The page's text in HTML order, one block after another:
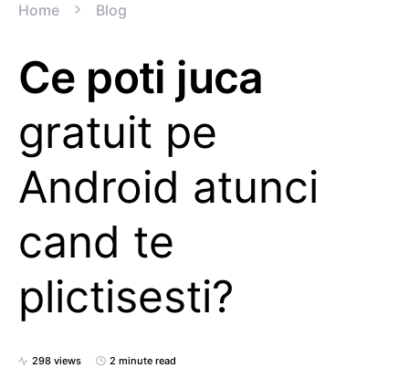
Home Blog
Ce poti juca
gratuit pe
Android atunci
cand te
plictisesti?
298 views 2 minute read